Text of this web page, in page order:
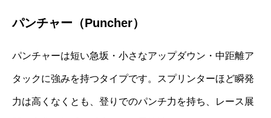
パンチャー（Puncher）
パンチャーは短い急坂・小さなアップダウン・中距離ア
タックに強みを持つタイプです。スプリンターほど瞬発
力は高くなくとも、登りでのパンチ力を持ち、レース展